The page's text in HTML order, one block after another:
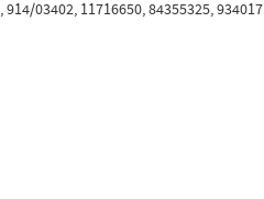
03402, 11716650, 84355325, 934017